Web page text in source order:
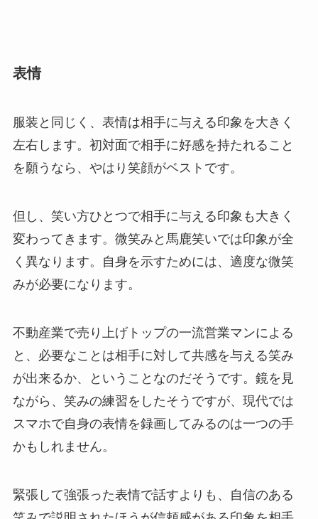
表情
服装と同じく、表情は相手に与える印象を大きく
左右します。初対面で相手に好感を持たれること
を願うなら、やはり笑顔がベストです。
但し、笑い方ひとつで相手に与える印象も大きく
変わってきます。微笑みと馬鹿笑いでは印象が全
く異なります。自身を示すためには、適度な微笑
みが必要になります。
不動産業で売り上げトップの一流営業マンによる
と、必要なことは相手に対して共感を与える笑み
が出来るか、ということなのだそうです。鏡を見
ながら、笑みの練習をしたそうですが、現代では
スマホで自身の表情を録画してみるのは一つの手
かもしれません。
緊張して強張った表情で話すよりも、自信のある